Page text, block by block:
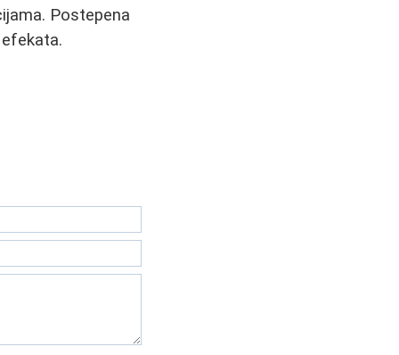
Postepena